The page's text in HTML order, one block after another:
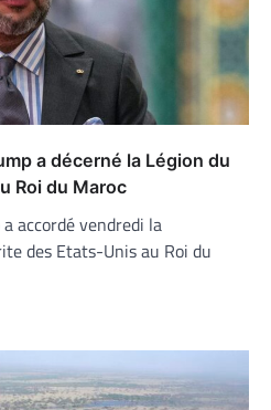
a décerné la Légion du
Roi du Maroc
accordé vendredi la
des Etats-Unis au Roi du